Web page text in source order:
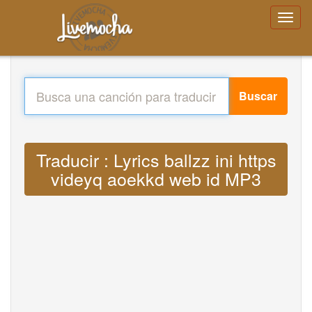
Buscar
Traducir : Lyrics ballzz ini https
videyq aoekkd web id MP3